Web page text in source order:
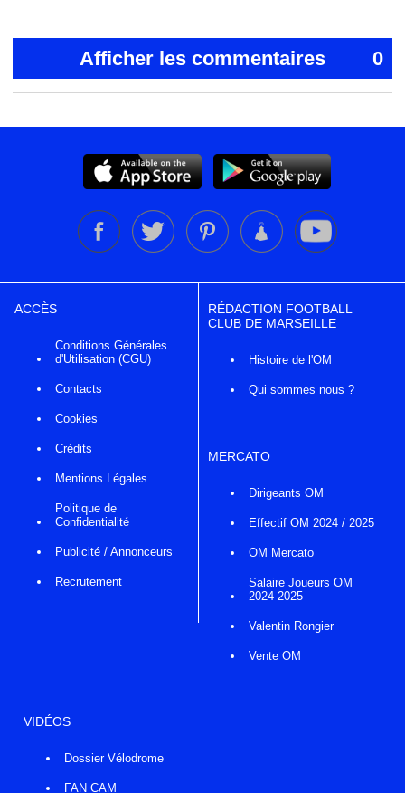
Afficher les commentaires 0
ACCÈS
Conditions Générales
d'Utilisation (CGU)
Contacts
Cookies
Crédits
Mentions Légales
Politique de
Confidentialité
Publicité / Annonceurs
Recrutement
RÉDACTION FOOTBALL
CLUB DE MARSEILLE
Histoire de l'OM
Qui sommes nous ?
MERCATO
Dirigeants OM
Effectif OM 2024 / 2025
OM Mercato
Salaire Joueurs OM
2024 2025
Valentin Rongier
Vente OM
VIDÉOS
Dossier Vélodrome
FAN CAM